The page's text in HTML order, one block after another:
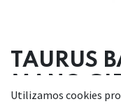
TAURUS
Utilizamos cookies